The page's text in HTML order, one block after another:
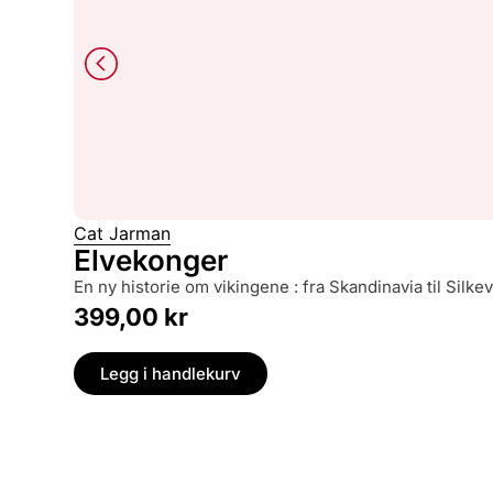
Cat Jarman
Elvekonger
en ny historie om vikingene : fra Skandinavia til
399,00 kr
Legg i handlekurv